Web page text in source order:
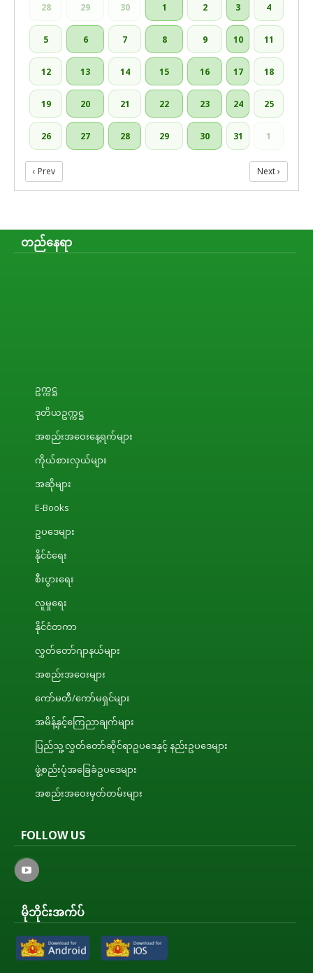
28 29 30 1 2 3 4
5 6 7 8 9 10 11
12 13 14 15 16 17 18
19 20 21 22 23 24 25
26 27 28 29 30 31 1
‹ Prev Next ›
တည်နေရာ
ဥက္ကဋ္ဌ
ဒုတိယဥက္ကဋ္ဌ
အစည်းအဝေးနေ့ရက်များ
ကိုယ်စားလှယ်များ
အဆိုများ
E-Books
ဥပဒေများ
နိုင်ငံရေး
စီးပွားရေး
လူမှုရေး
နိုင်ငံတကာ
လွှတ်တော်ဂျာနယ်များ
အစည်းအဝေးများ
ကော်မတီ/ကော်မရှင်များ
အမိန့်နှင့်ကြေညာချက်များ
ပြည်သူ့လွှတ်တော်ဆိုင်ရာဥပဒေနှင့် နည်းဥပဒေများ
ဖွဲ့စည်းပုံအခြေခံဥပဒေများ
အစည်းအဝေးမှတ်တမ်းများ
FOLLOW US
မိုဘိုင်းအက်ပ်